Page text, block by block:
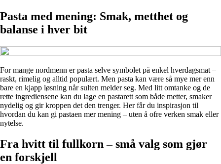
Pasta med mening: Smak, metthet og
balanse i hver bit
For mange nordmenn er pasta selve symbolet på enkel hverdagsmat –
raskt, rimelig og alltid populært. Men pasta kan være så mye mer enn
bare en kjapp løsning når sulten melder seg. Med litt omtanke og de
rette ingrediensene kan du lage en pastarett som både metter, smaker
nydelig og gir kroppen det den trenger. Her får du inspirasjon til
hvordan du kan gi pastaen mer mening – uten å ofre verken smak eller
nytelse.
Fra hvitt til fullkorn – små valg som gjør
en forskjell